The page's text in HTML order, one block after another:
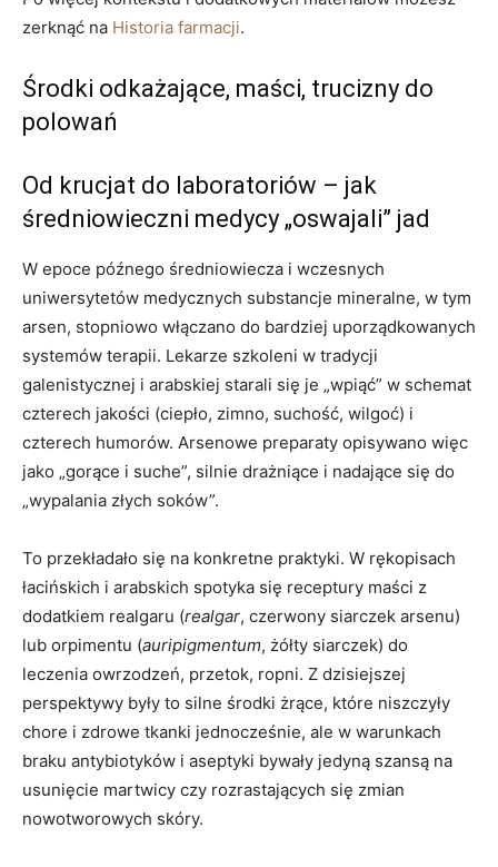
zerknąć na Historia farmacji.
Środki odkażające, maści, trucizny do
polowań
Od krucjat do laboratoriów – jak
średniowieczni medycy „oswajali” jad
W epoce późnego średniowiecza i wczesnych
uniwersytetów medycznych substancje mineralne, w tym
arsen, stopniowo włączano do bardziej uporządkowanych
systemów terapii. Lekarze szkoleni w tradycji
galenistycznej i arabskiej starali się je „wpiąć” w schemat
czterech jakości (ciepło, zimno, suchość, wilgoć) i
czterech humorów. Arsenowe preparaty opisywano więc
jako „gorące i suche”, silnie drażniące i nadające się do
„wypalania złych soków”.
To przekładało się na konkretne praktyki. W rękopisach
łacińskich i arabskich spotyka się receptury maści z
dodatkiem realgaru (realgar, czerwony siarczek arsenu)
lub orpimentu (auripigmentum, żółty siarczek) do
leczenia owrzodzeń, przetok, ropni. Z dzisiejszej
perspektywy były to silne środki żrące, które niszczyły
chore i zdrowe tkanki jednocześnie, ale w warunkach
braku antybiotyków i aseptyki bywały jedyną szansą na
usunięcie martwicy czy rozrastających się zmian
nowotworowych skóry.